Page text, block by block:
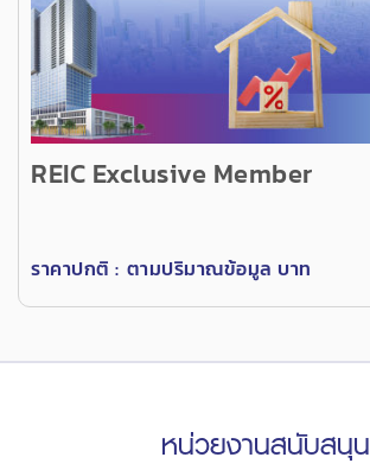
REIC Exclusive Member
ราคาปกติ : ตามปริมาณข้อมูล บาท
หน่วยงานสนับสนุน